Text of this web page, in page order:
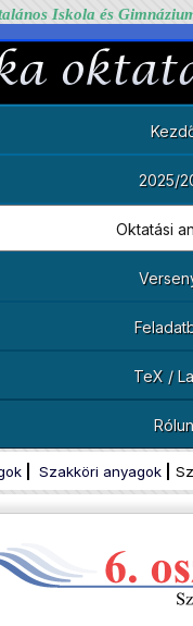
Iskola és
2025/
Oktatási
TeX /
Szakköri anyagok